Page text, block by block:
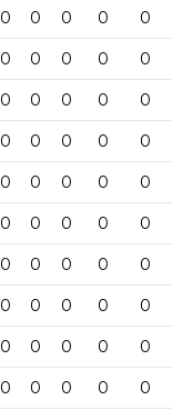
0 0 0 0 0
0 0 0 0 0
0 0 0 0 0
0 0 0 0 0
0 0 0 0 0
0 0 0 0 0
0 0 0 0 0
0 0 0 0 0
0 0 0 0 0
0 0 0 0 0